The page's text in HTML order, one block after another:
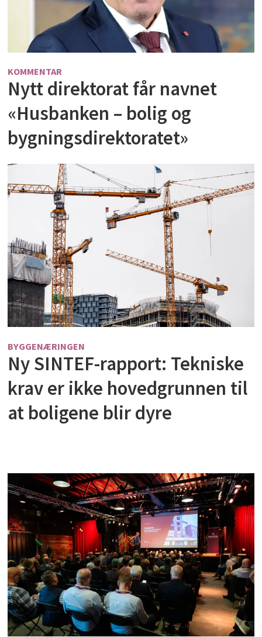
KOMMENTAR
Nytt direktorat får navnet
«Husbanken – bolig og
bygningsdirektoratet»
BYGGENÆRINGEN
Ny SINTEF-rapport: Tekniske
krav er ikke hovedgrunnen til
at boligene blir dyre